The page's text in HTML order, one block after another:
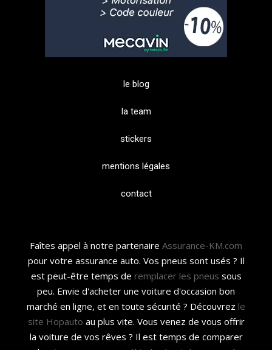
le blog
la team
stickers
mentions légales
contact
Faîtes appel à notre partenaire Assurance-KM.com
pour votre assurance auto. Vos pneus sont usés ? Il
est peut-être temps de remplacer les pneus sous
peu. Envie d'acheter une voiture d'occasion bon
marché en ligne, et en toute sécurité ? Découvrez le
site Hopauto au plus vite. Vous venez de vous offrir
la voiture de vos rêves ? Il est temps de comparer